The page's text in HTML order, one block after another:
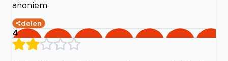
anoniem
delen
4